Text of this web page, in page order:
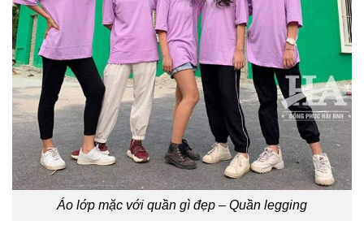
Áo lớp mặc với quần gì đẹp – Quần legging